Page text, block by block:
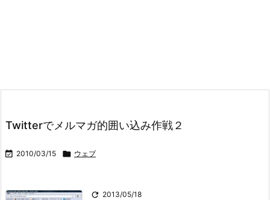
Twitterでメルマガ的囲い込み作戦２
 2010/03/15  ウェブ
 2013/05/18